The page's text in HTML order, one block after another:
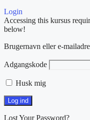
Login
Accessing this kursus
below!
Brugernavn eller e-
Adgangskode
Husk mig
Lost Your Password?